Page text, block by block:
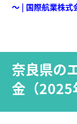
～ | 国際航業株式
奈良県の
金（2025